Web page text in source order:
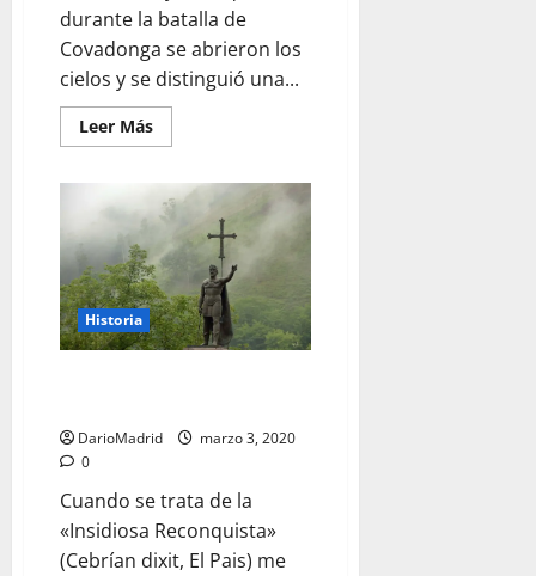
durante la batalla de
Covadonga se abrieron los
cielos y se distinguió una...
Leer MásLeer
más
La
Cruz
de
la
Victoria,
Pelayo
y
la
Batalla
de
Historia
DarioMadrid
marzo 3, 2020
0
Cuando se trata de la
«Insidiosa Reconquista»
(Cebrían dixit, El Pais) me